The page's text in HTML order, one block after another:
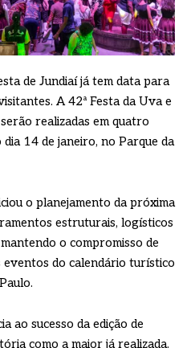
de Jundiaí já tem data para
A 42ª Festa da Uva e
realizadas em quatro
14 de janeiro, no Parque da
o planejamento da próxima
estruturais, logísticos
o compromisso de
do calendário turístico
ao sucesso da edição de
como a maior já realizada.